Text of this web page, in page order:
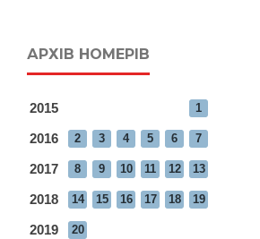
АРХІВ НОМЕРІВ
2015 1
2016 2 3 4 5 6 7
2017 8 9 10 11 12 13
2018 14 15 16 17 18 19
2019 20